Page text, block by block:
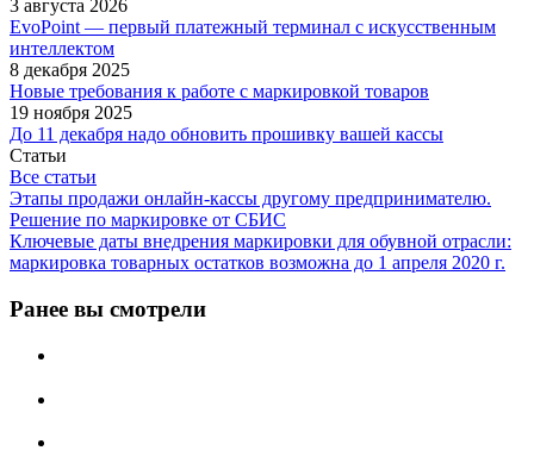
3 августа 2026
EvoPoint — первый платежный терминал с искусственным
интеллектом
8 декабря 2025
Новые требования к работе с маркировкой товаров
19 ноября 2025
До 11 декабря надо обновить прошивку вашей кассы
Статьи
Все статьи
Этапы продажи онлайн-кассы другому предпринимателю.
Решение по маркировке от СБИС
Ключевые даты внедрения маркировки для обувной отрасли:
маркировка товарных остатков возможна до 1 апреля 2020 г.
Ранее вы смотрели